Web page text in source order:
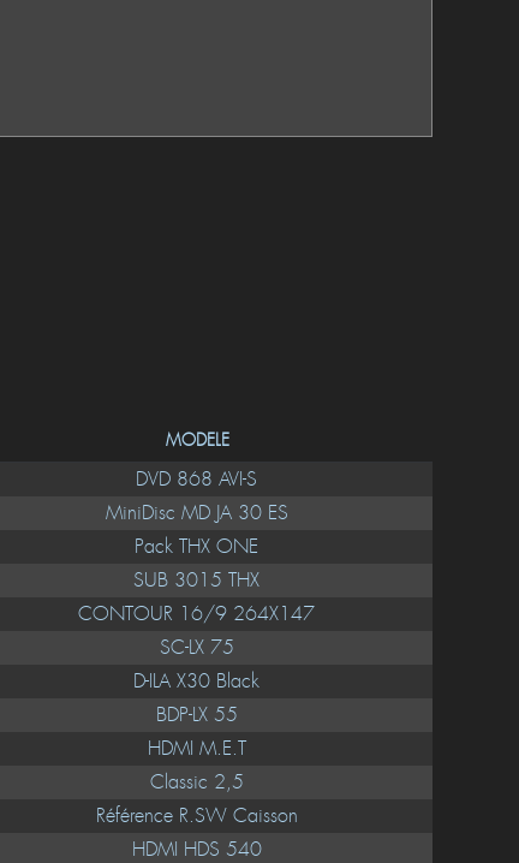
MODELE
DVD 868 AVI-S
MiniDisc MD JA 30 ES
Pack THX ONE
SUB 3015 THX
CONTOUR 16/9 264X147
SC-LX 75
D-ILA X30 Black
BDP-LX 55
HDMI M.E.T
Classic 2,5
Référence R.SW Caisson
HDMI HDS 540